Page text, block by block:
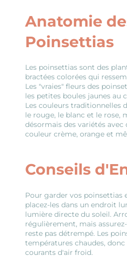
Anatomie
Poinsettias
Les poinsettias sont des
bractées colorées qui
Les "vraies" fleurs des
les petites boules jaunes au
Les couleurs traditionnelles
le rouge, le blanc et le rose,
désormais des variétés avec
couleur crème, orange et
Conseils
Pour garder vos poinsettias
placez-les dans un endroit
lumière directe du soleil.
régulièrement, mais
reste pas détrempé. Les
températures chaudes,
courants d'air froid.